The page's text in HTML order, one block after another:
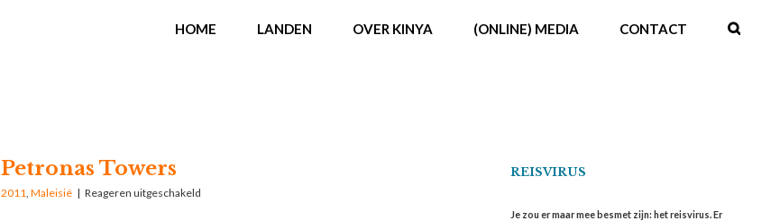
HOME LANDEN OVER KINYA (ONLINE) MEDIA CONTACT
Petronas Towers
2011,Maleisië | Reageren uitgeschakeld
REISVIRUS
Je zou er maar mee besmet zijn: het reisvirus. Er